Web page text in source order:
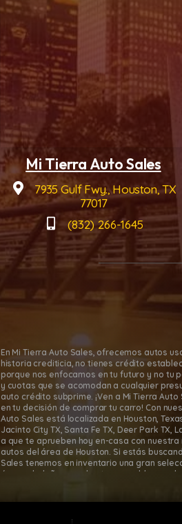
Mi Tierra Auto Sales
7935 Gulf Fwy., Houston, TX
77017
(832) 266-1645
En Mi Tierra Auto Sales, ofrecemos autos
historia crediticia, no tienes crédito
porque nos enfocamos en tu futuro y no tu
y cuotas que se acomodan a cualquier
auto crédito subprime. ¡Ven a Mi Tierra
en tu decisión de comprar tu carro! Con
Auto Sales está localizada en Houston,
Jacinto City TX, Santa Fe TX, Deer Park
a que te aprueben hoy en-casa con
autos del área de Houston. Si estás
Sales tenemos en inventario una gran
áreas aledañas pueden tener problemas
autos en casa. ¡Llena una aplicación en